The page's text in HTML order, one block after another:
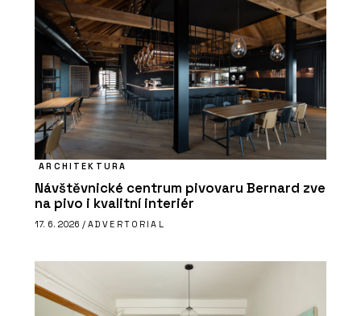
ARCHITEKTURA
Návštěvnické centrum pivovaru Bernard zve
na pivo i kvalitní interiér
17. 6. 2026 / ADVERTORIAL